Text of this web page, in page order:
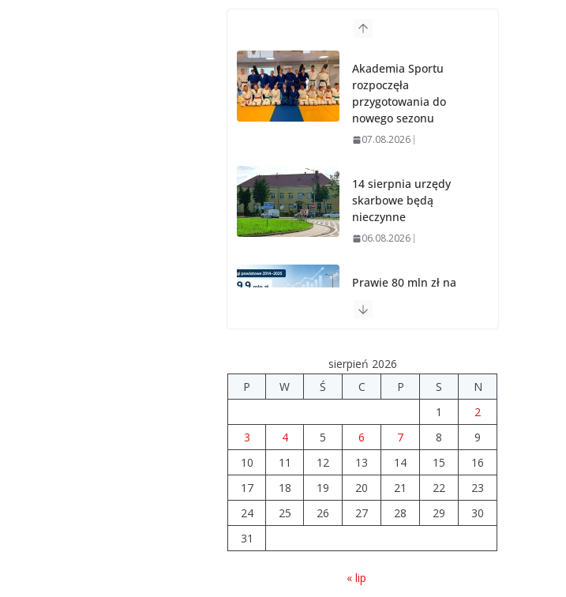
Akademia Sportu
rozpoczęła
przygotowania do
nowego sezonu
07.08.2026
14 sierpnia urzędy
skarbowe będą
nieczynne
06.08.2026
Prawie 80 mln zł na
gminy?
Szkoła we
Władysławowie
modernizację
06.08.2026
Prawie 20 tys. zł dla
dyrektora szpitala.
Podwyżka mimo
04.08.2026
sierpień 2026
P
W Ś C P S
N
1
2
3
4 5 6 7 8
9
10
11 12 13 14 15
16
17
18 19 20 21 22
23
24
25 26 27 28 29
30
31
« lip